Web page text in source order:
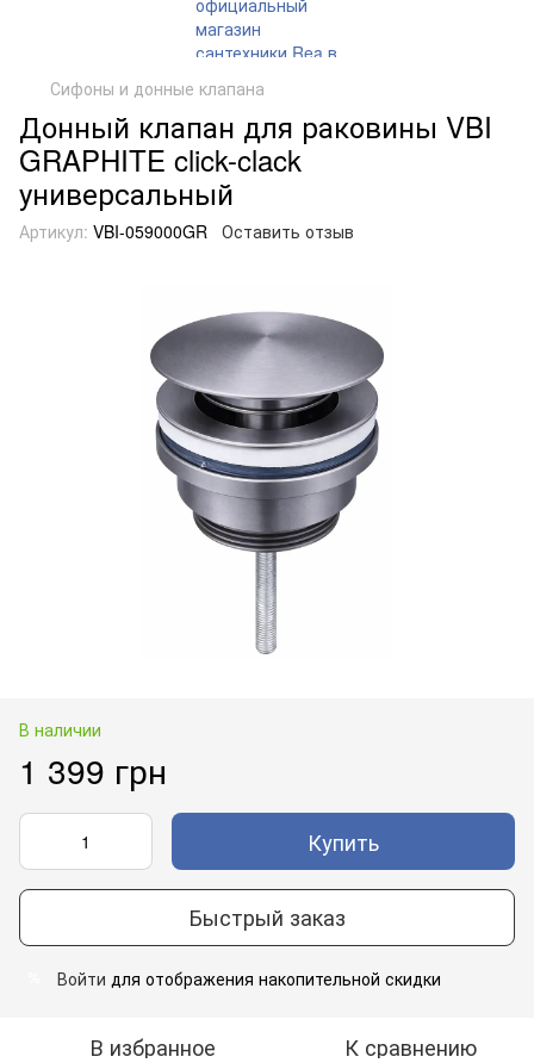
Сифоны и донные клапана
Донный клапан для раковины VBI
GRAPHITE click-clack
универсальный
Артикул: VBI-059000GR Оставить отзыв
В наличии
1 399 грн
Купить
Быстрый заказ
Войти для отображения накопительной скидки
В избранное К сравнению